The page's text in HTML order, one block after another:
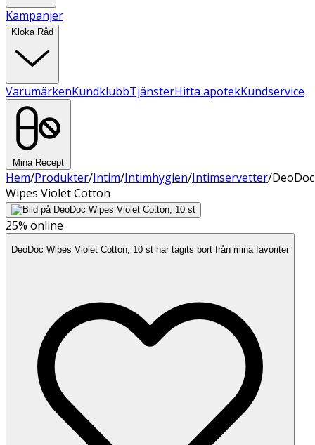
Kampanjer
Kloka Råd
VarumärkenKundklubbTjänsterHitta apotekKundservice
Mina Recept
Hem/Produkter/Intim/Intimhygien/Intimservetter/DeoDoc
Wipes Violet Cotton
25% online
DeoDoc Wipes Violet Cotton, 10 st har tagits bort från mina favoriter